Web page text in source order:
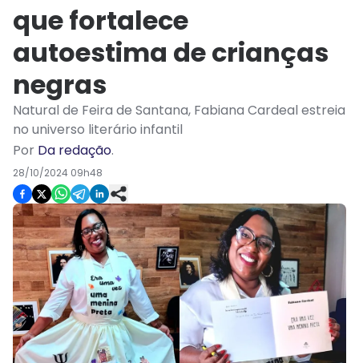
que fortalece
autoestima de crianças
negras
Natural de Feira de Santana, Fabiana Cardeal estreia
no universo literário infantil
Por Da redação.
28/10/2024 09h48